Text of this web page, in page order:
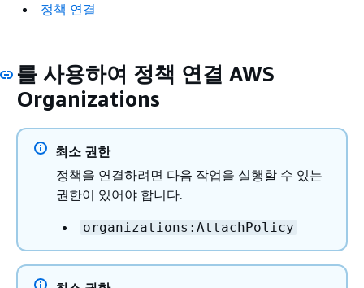
정책 연결
를 사용하여 정책 연결 AWS
Organizations
최소 권한
정책을 연결하려면 다음 작업을 실행할 수 있는
권한이 있어야 합니다.
organizations:AttachPolicy